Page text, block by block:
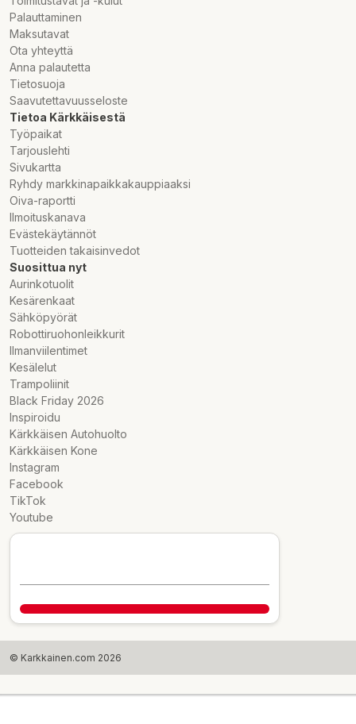
Palauttaminen
Maksutavat
Ota yhteyttä
Anna palautetta
Tietosuoja
Saavutettavuusseloste
Tietoa Kärkkäisestä
Työpaikat
Tarjouslehti
Sivukartta
Ryhdy markkinapaikkakauppiaaksi
Oiva-raportti
Ilmoituskanava
Evästekäytännöt
Tuotteiden takaisinvedot
Suosittua nyt
Aurinkotuolit
Kesärenkaat
Sähköpyörät
Robottiruohonleikkurit
Ilmanviilentimet
Kesälelut
Trampoliinit
Black Friday 2026
Inspiroidu
Kärkkäisen Autohuolto
Kärkkäisen Kone
Instagram
Facebook
TikTok
Youtube
© Karkkainen.com 2026